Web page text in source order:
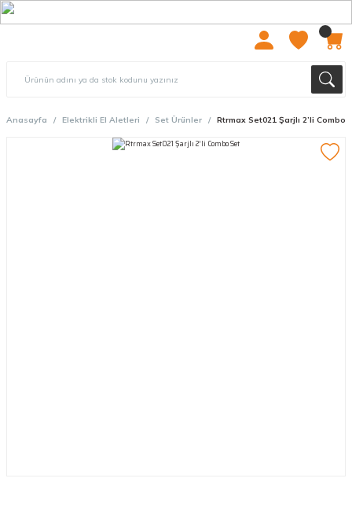
Anasayfa Elektrikli El Aletleri Set Ürünler Rtrmax Set021 Şarjlı 2’li Combo